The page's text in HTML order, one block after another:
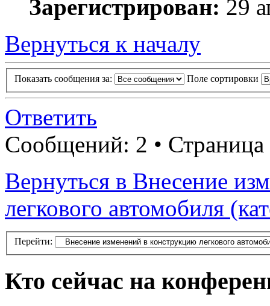
Зарегистрирован: 29
Вернуться к началу
Показать сообщения за: Поле сортировки
Ответить
Сообщений: 2 • Страница
Вернуться в Внесение
легкового автомобиля
Перейти:
Кто сейчас на